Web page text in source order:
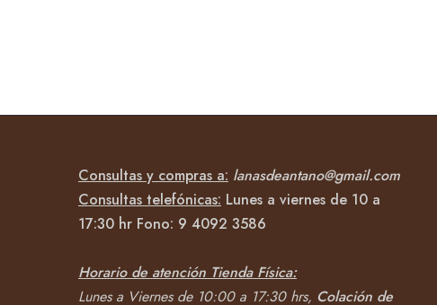
Consultas y compras a: lanasdeantano@gmail.com
Consultas telefónicas: Lunes a viernes de 10 a
17:30 hr Fono: 9 4092 3586
Horario de atención Tienda Física:
Lunes a Viernes de 10:00 a 17:30 hrs, Colación de